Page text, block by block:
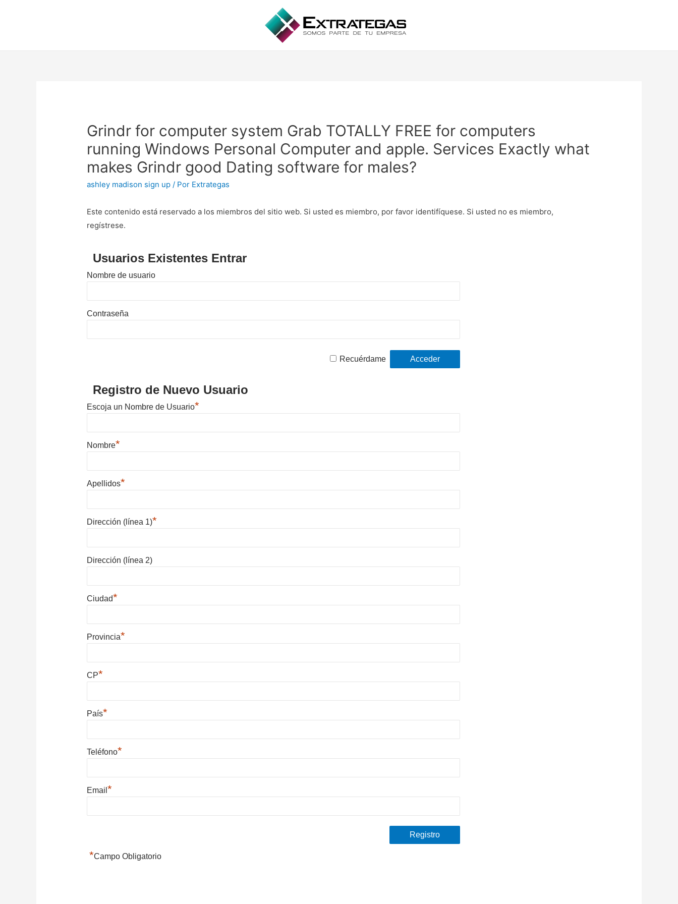
Grindr for computer system Grab TOTALLY FREE for computers
running Windows Personal Computer and apple. Services Exactly what
makes Grindr good Dating software for males?
ashley madison sign up / Por Extrategas
Este contenido está reservado a los miembros del sitio web. Si usted es miembro, por favor identifíquese. Si usted no es miembro,
regístrese.
Usuarios Existentes Entrar
Nombre de usuario
Contraseña
Recuérdame
Registro de Nuevo Usuario
Escoja un Nombre de Usuario*
Nombre*
Apellidos*
Dirección (línea 1)*
Dirección (línea 2)
Ciudad*
Provincia*
CP*
País*
Teléfono*
Email*
*Campo Obligatorio